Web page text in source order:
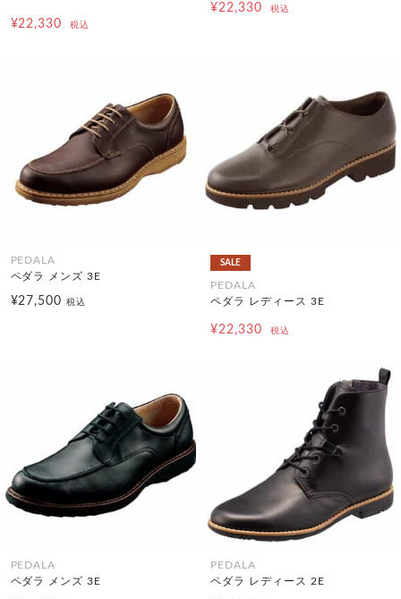
¥22,330 税込
¥22,330 税込
PEDALA
ペダラ メンズ 3E
¥27,500税込
SALE
PEDALA
ペダラ レディース 3E
¥22,330 税込
PEDALA
ペダラ メンズ 3E
PEDALA
ペダラ レディース 2E